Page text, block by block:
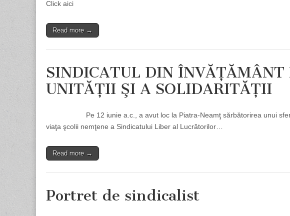
Click aici
Read more →
SINDICATUL DIN ÎNVĂŢĂMÂNT
UNITĂŢII ŞI A SOLIDARITĂŢII
Pe 12 iunie a.c., a avut loc la Piatra-Neamţ sărbătorirea unui sfert
viaţa şcolii nemţene a Sindicatului Liber al Lucrătorilor…
Read more →
Portret de sindicalist